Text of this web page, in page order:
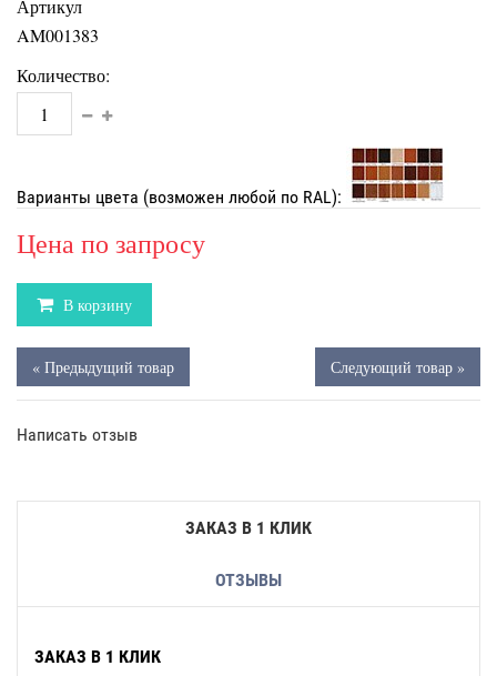
Артикул
AM001383
Количество:
Варианты цвета (возможен любой по RAL):
Цена по запросу
В корзину
« Предыдущий товар Следующий товар »
Написать отзыв
ЗАКАЗ В 1 КЛИК
ОТЗЫВЫ
ЗАКАЗ В 1 КЛИК